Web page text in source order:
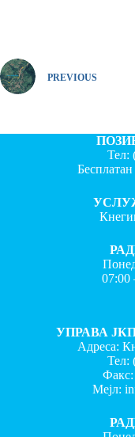
PREVIOUS
Тел:
07:00
УПРАВА
Адреса:
Тел:
Мејл: